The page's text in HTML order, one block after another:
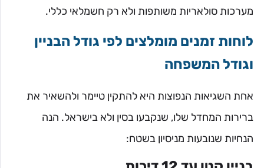
מערכות סולאריות משותפות ולא רק חשמלאי כללי.
לוחות זמנים מומלצים לפי גודל הבניין
וגודל המשפחה
אחת השגיאות הנפוצות היא להתקין טיימר ולהשאיר את
ברירות המחדל שלו, שנקבעו בסין ולא בישראל. הנה
הנחיות שנובעות מניסיון בשטח: